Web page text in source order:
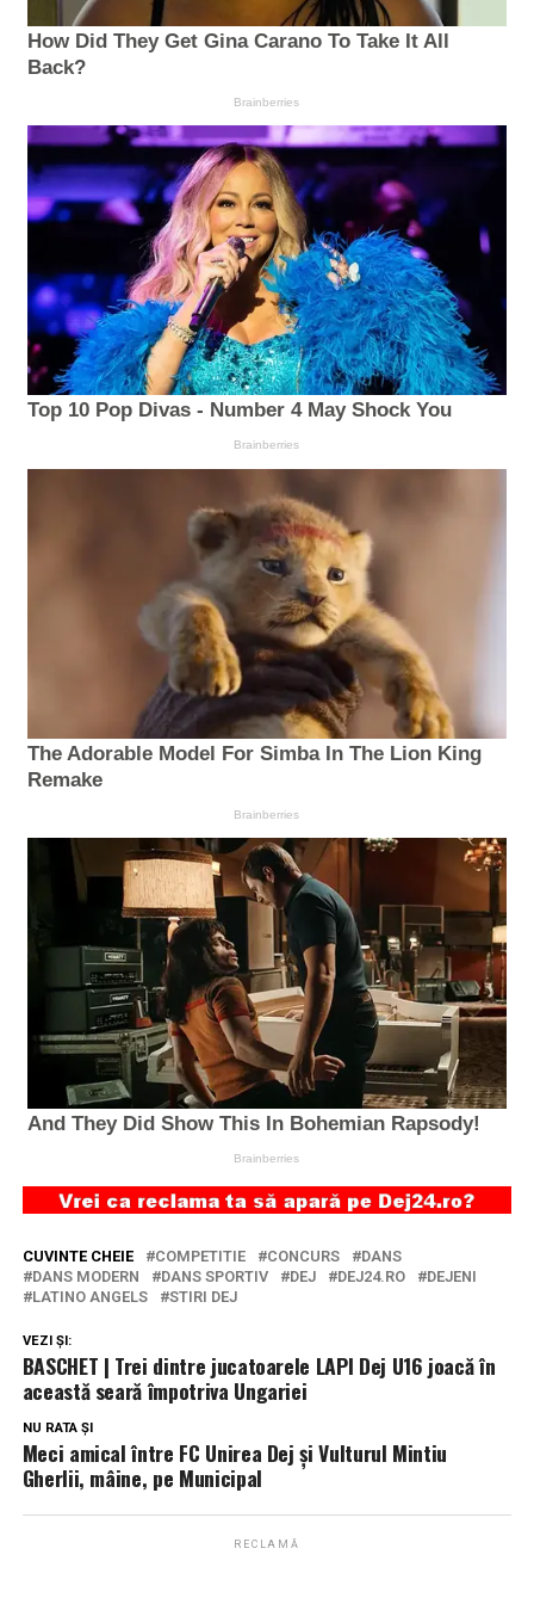
CUVINTE CHEIE COMPETITIE CONCURS
DANS
DANS MODERN
DANS SPORTIV DEJ DEJ24.RO
DEJENI
LATINO ANGELS
STIRI DEJ
VEZI ȘI:
BASCHET | Trei dintre jucatoarele LAPI Dej U16 joacă în
această seară împotriva Ungariei
NU RATA ȘI
Meci amical între FC Unirea Dej și Vulturul Mintiu
Gherlii, mâine, pe Municipal
RECLAMĂ